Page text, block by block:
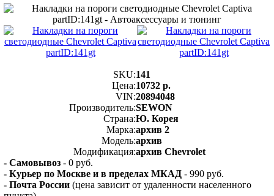
SKU:141
Цена:10732 р.
VIN:20894048
Производитель:SEWON
Страна:Ю. Корея
Марка:архив 2
Модель:архив
Модификация:архив Chevrolet
- Самовывоз - 0 руб.
- Курьер по Москве и в пределах МКАД - 990 руб.
- Почта России (цена зависит от удаленности населенного